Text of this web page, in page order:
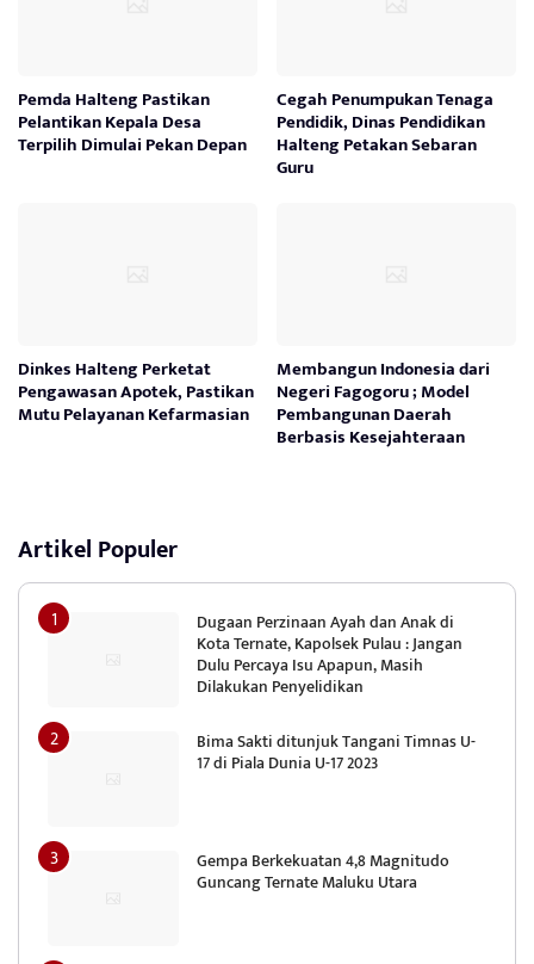
Pemda Halteng Pastikan
Pelantikan Kepala Desa
Terpilih Dimulai Pekan Depan
Cegah Penumpukan Tenaga
Pendidik, Dinas Pendidikan
Halteng Petakan Sebaran
Guru
Dinkes Halteng Perketat
Pengawasan Apotek, Pastikan
Mutu Pelayanan Kefarmasian
Membangun Indonesia dari
Negeri Fagogoru ; Model
Pembangunan Daerah
Berbasis Kesejahteraan
Artikel Populer
Dugaan Perzinaan Ayah dan Anak di
Kota Ternate, Kapolsek Pulau : Jangan
Dulu Percaya Isu Apapun, Masih
Dilakukan Penyelidikan
Bima Sakti ditunjuk Tangani Timnas U-
17 di Piala Dunia U-17 2023
Gempa Berkekuatan 4,8 Magnitudo
Guncang Ternate Maluku Utara